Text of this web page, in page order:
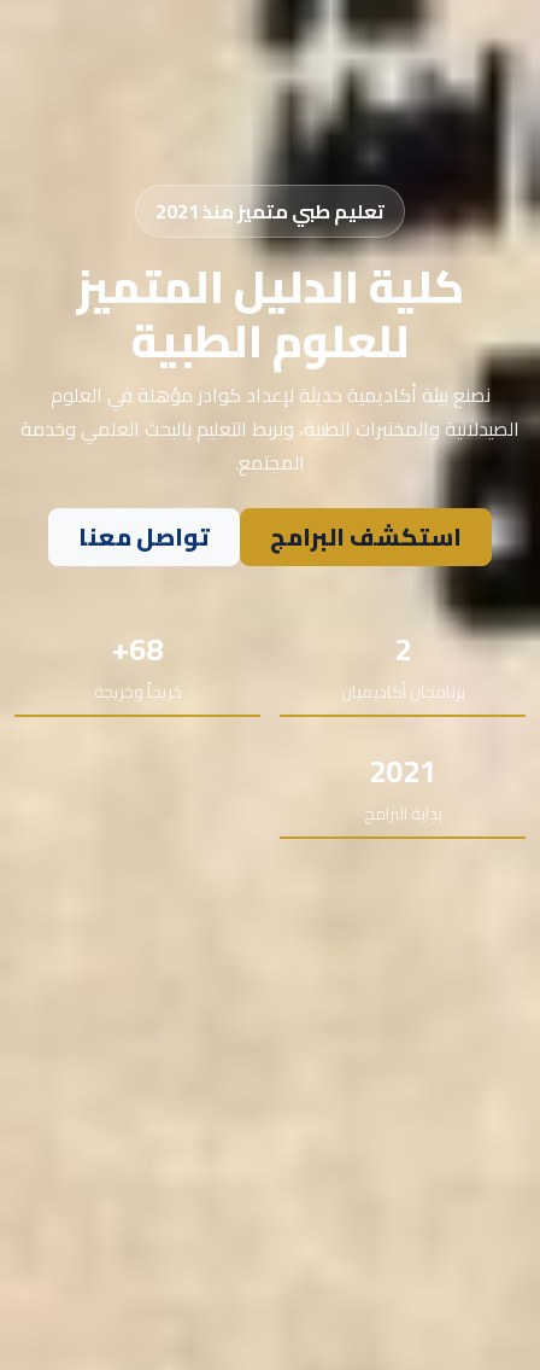
تعليم طبي متميز منذ 2021
كلية الدليل المتميز
للعلوم الطبية
نصنع بيئة أكاديمية حديثة لإعداد كوادر مؤهلة في العلوم
الصيدلانية والمختبرات الطبية، ونربط التعليم بالبحث العلمي وخدمة
المجتمع.
استكشف البرامج تواصل معنا
2
برنامجان أكاديميان
68+
خريجاً وخريجة
2021
بداية البرامج